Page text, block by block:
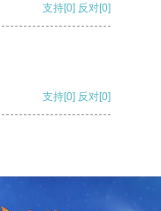
支持[0] 反对[0]
支持[0] 反对[0]